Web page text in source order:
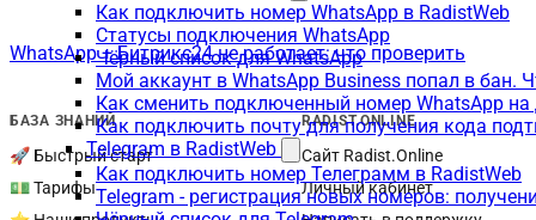
Как подключить номер WhatsApp в RadistWeb
Статусы подключения WhatsApp
Чёрный список для WhatsApp
Мой аккаунт в WhatsApp Business попал в бан.
Как сменить подключенный номер WhatsApp на
Как подключить почту для получения кода
Telegram в RadistWeb
Как подключить номер Телеграмм в RadistWeb
Telegram - регистрация новых номеров:
WhatsApp + Битрикс24 не работает: что проверить
БАЗА ЗНАНИЙ
🚀 Быстрый старт
💵 Тарифы
RADIST.ONLINE
Сайт Radist.Online
Личный кабинет